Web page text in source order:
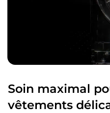
Soin maximal
vêtements